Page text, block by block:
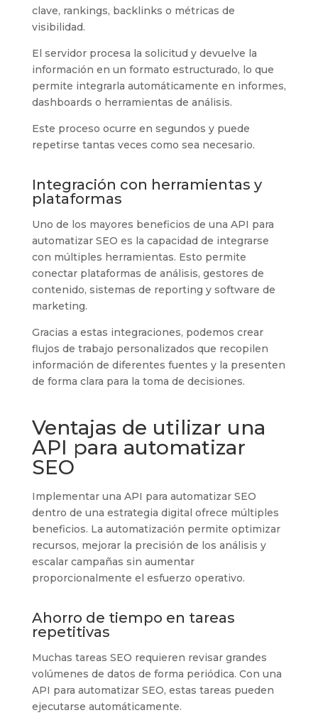
clave, rankings, backlinks o métricas de
visibilidad.
El servidor procesa la solicitud y devuelve la
información en un formato estructurado, lo que
permite integrarla automáticamente en informes,
dashboards o herramientas de análisis.
Este proceso ocurre en segundos y puede
repetirse tantas veces como sea necesario.
Integración con herramientas y
plataformas
Uno de los mayores beneficios de una API para
automatizar SEO es la capacidad de integrarse
con múltiples herramientas. Esto permite
conectar plataformas de análisis, gestores de
contenido, sistemas de reporting y software de
marketing.
Gracias a estas integraciones, podemos crear
flujos de trabajo personalizados que recopilen
información de diferentes fuentes y la presenten
de forma clara para la toma de decisiones.
Ventajas de utilizar una
API para automatizar
SEO
Implementar una API para automatizar SEO
dentro de una estrategia digital ofrece múltiples
beneficios. La automatización permite optimizar
recursos, mejorar la precisión de los análisis y
escalar campañas sin aumentar
proporcionalmente el esfuerzo operativo.
Ahorro de tiempo en tareas
repetitivas
Muchas tareas SEO requieren revisar grandes
volúmenes de datos de forma periódica. Con una
API para automatizar SEO, estas tareas pueden
ejecutarse automáticamente.